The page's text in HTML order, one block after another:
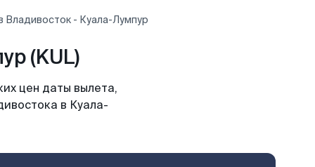
Владивосток - Куала-Лумпур
(KUL)
цен даты вылета,
в Куала-